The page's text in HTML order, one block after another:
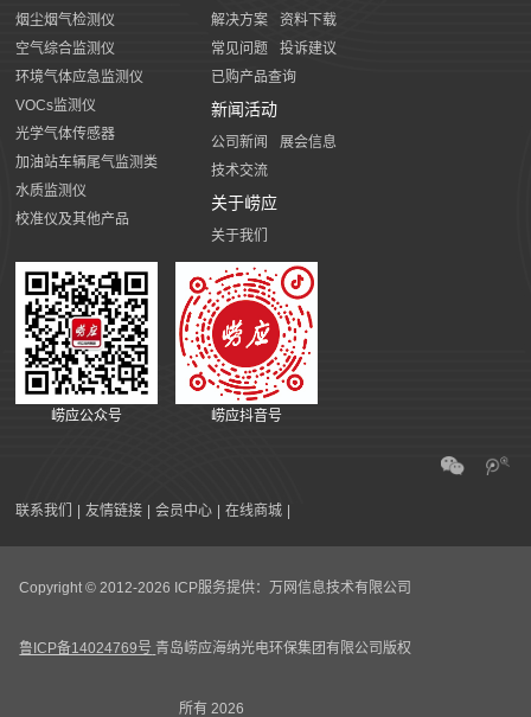
烟尘烟气检测仪
空气综合监测仪
环境气体应急监测仪
VOCs监测仪
光学气体传感器
加油站车辆尾气监测类
水质监测仪
校准仪及其他产品
解决方案
资料下载
常见问题
投诉建议
已购产品查询
新闻活动
公司新闻
展会信息
技术交流
关于崂应
关于我们
崂应公众号 崂应抖音号
联系我们 友情链接 会员中心 在线商城
Copyright © 2012-2026 ICP服务提供：万网信息技术有限公司
鲁ICP备14024769号 青岛崂应海纳光电环保集团有限公司版权
所有 2026